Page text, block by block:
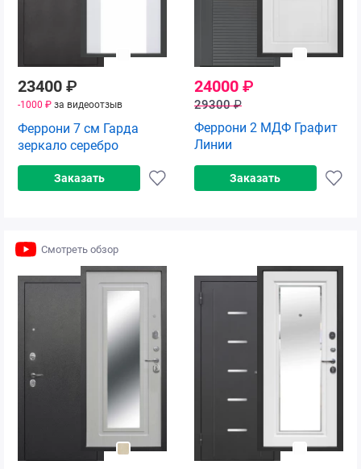
23400 ₽
-1000 ₽ за видеоотзыв
Феррони 7 см Гарда
зеркало серебро
Заказать
24000 ₽
29300₽
Феррони 2 МДФ Графит
Линии
Заказать
Смотреть обзор